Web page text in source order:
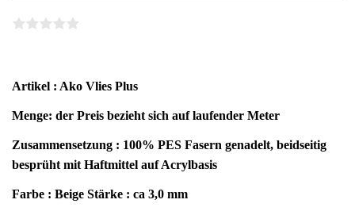
Artikel : Ako Vlies Plus
Menge: der Preis bezieht sich auf laufender Meter
Zusammensetzung : 100% PES Fasern genadelt, beidseitig
besprüht mit Haftmittel auf Acrylbasis
Farbe : Beige Stärke : ca 3,0 mm